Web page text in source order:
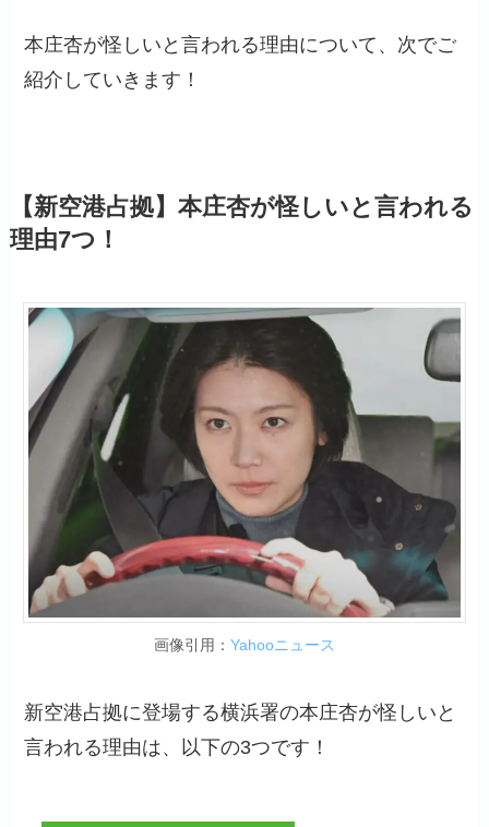
本庄杏が怪しいと言われる理由について、次でご
紹介していきます！
【新空港占拠】本庄杏が怪しいと言われる
理由7つ！
画像引用： Yahooニュース
新空港占拠に登場する横浜署の本庄杏が怪しいと
言われる理由は、以下の3つです！